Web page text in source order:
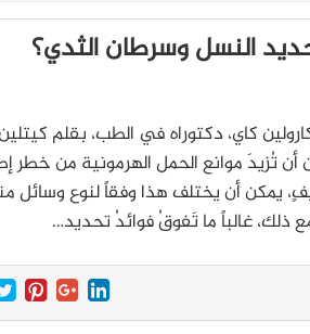
النسل وسرطان الثدي؟
كاي، دكتوراه في الطب، بقلم
أيار/مايو 2022 يمكن أن تُزيدَ موانع الحمل الهرمونية من
يمكن أن يختلف هذا وفقاً لنوع وسائل
ذلك، غالباً ما تَفوقُ فوائدُ تحديد…